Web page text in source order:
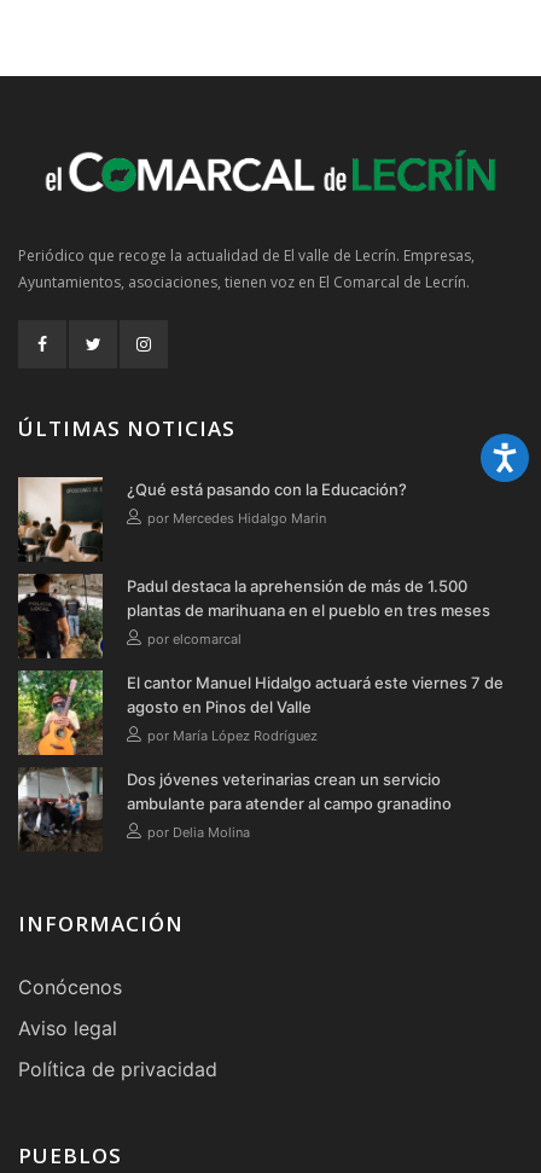
Periódico que recoge la actualidad de El valle de Lecrín. Empresas,
Ayuntamientos, asociaciones, tienen voz en El Comarcal de Lecrín.
ÚLTIMAS NOTICIAS
¿Qué está pasando con la Educación?
por Mercedes Hidalgo Marin
Padul destaca la aprehensión de más de 1.500
plantas de marihuana en el pueblo en tres meses
por elcomarcal
El cantor Manuel Hidalgo actuará este viernes 7 de
agosto en Pinos del Valle
por María López Rodríguez
Dos jóvenes veterinarias crean un servicio
ambulante para atender al campo granadino
por Delia Molina
INFORMACIÓN
Conócenos
Aviso legal
Política de privacidad
PUEBLOS